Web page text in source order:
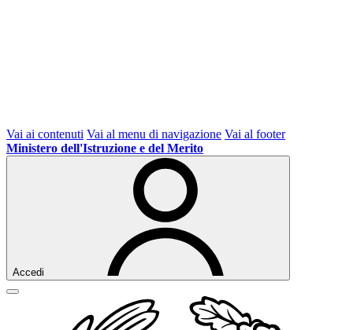
Vai ai contenuti Vai al menu di navigazione Vai al footer
Ministero dell'Istruzione e del Merito
Accedi